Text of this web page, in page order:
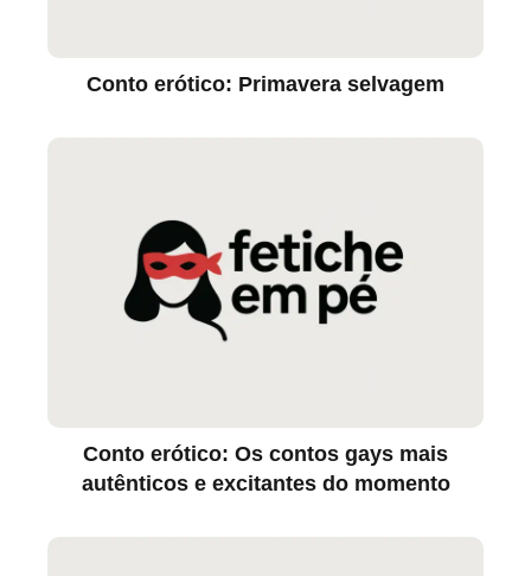
Conto erótico: Primavera selvagem
Conto erótico: Os contos gays mais
autênticos e excitantes do momento